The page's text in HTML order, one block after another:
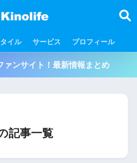
イル サービス プロフィール
ァンサイト！最新情報まとめ
記事一覧